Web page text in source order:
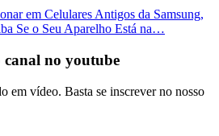
em Celulares Antigos da Samsung,
Se o Seu Aparelho Está na…
canal no youtube
em vídeo. Basta se inscrever no nosso